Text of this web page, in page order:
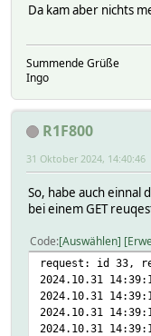
Da kam aber nichts
Summende Grüße
Ingo
R1F800
31 Oktober 2024, 14:40:46
So, habe auch einnal
bei einem GET
Code Auswählen
request: id 33,
2024.10.31
2024.10.31
2024.10.31
2024.10.31